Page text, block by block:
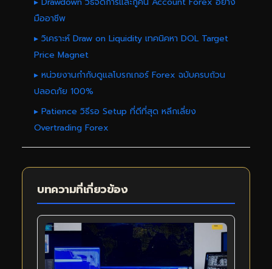
มืออาชีพ
▸ วิเคราะห์ Draw on Liquidity เทคนิคหา DOL Target
Price Magnet
▸ หน่วยงานกำกับดูแลโบรกเกอร์ Forex ฉบับครบถ้วน
ปลอดภัย 100%
▸ Patience วิธีรอ Setup ที่ดีที่สุด หลีกเลี่ยง
Overtrading Forex
บทความที่เกี่ยวข้อง